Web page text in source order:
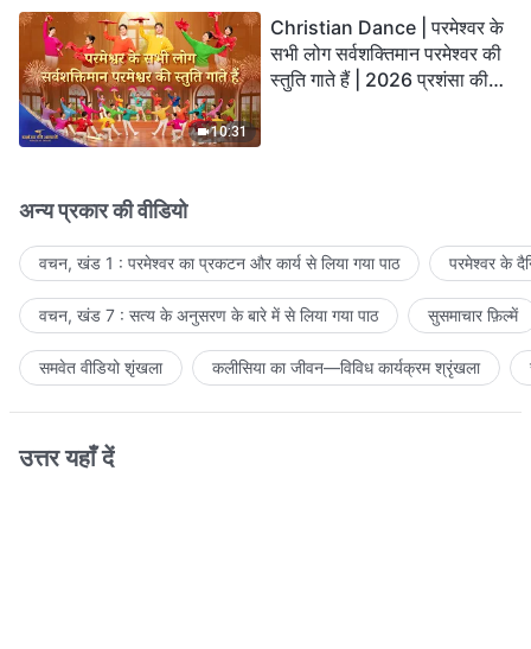
10:31
Christian Dance | परमेश्वर के
सभी लोग सर्वशक्तिमान परमेश्वर की
स्तुति गाते हैं | 2026 प्रशंसा की
अन्य प्रकार की वीडियो
वचन, खंड 1 : परमेश्वर का प्रकटन और कार्य से लिया गया पाठ परमेश्वर के
वचन, खंड 7 : सत्य के अनुसरण के बारे में से लिया गया पाठ सुसमाचार फ़िल्में
समवेत वीडियो शृंखला कलीसिया का जीवन—विविध कार्यक्रम श्रृंखला
उत्तर यहाँ दें